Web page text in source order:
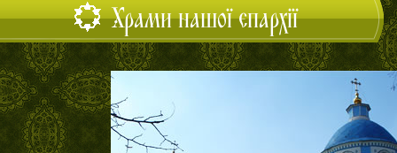
Храми нашої єпархії